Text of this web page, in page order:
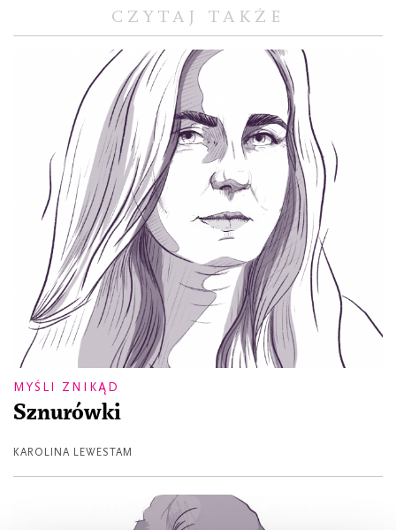
CZYTAJ TAKŻE
MYŚLI ZNIKĄD
Sznurówki
KAROLINA LEWESTAM